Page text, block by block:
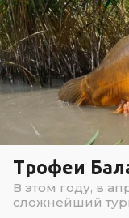
Трофеи
В этом году, в
сложнейший